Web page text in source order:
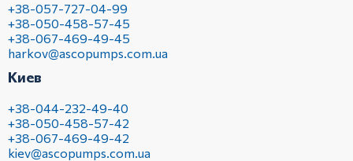
+38-057-727-04-99
+38-050-458-57-45
+38-067-469-49-45
harkov@ascopumps.com.ua
Киев
+38-044-232-49-40
+38-050-458-57-42
+38-067-469-49-42
kiev@ascopumps.com.ua